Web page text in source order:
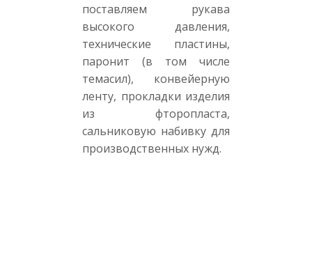
поставляем рукава
высокого давления,
технические пластины,
паронит (в том числе
темасил), конвейерную
ленту, прокладки изделия
из фторопласта,
сальниковую набивку для
производственных нужд.